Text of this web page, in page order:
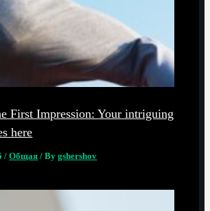
First Impression: Your intriguing
here
/Общая / Bygshershov